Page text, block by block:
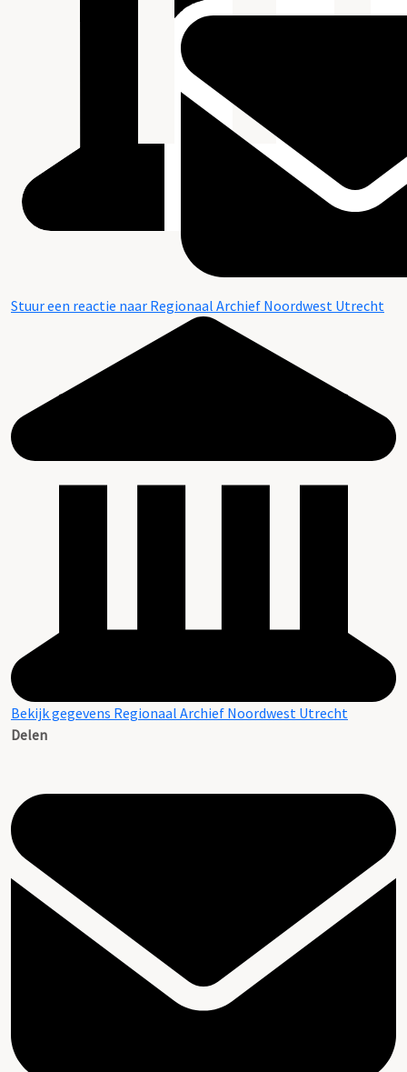
Stuur een reactie naar Regionaal Archief Noordwest Utrecht
Bekijk gegevens Regionaal Archief Noordwest Utrecht
Delen